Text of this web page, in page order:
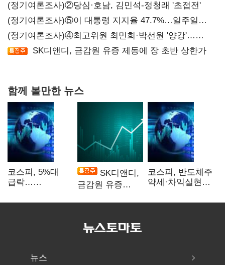
지지도 '50% 아래로'(종합)
(정기여론조사)②당심·호남, 김민석-정청래 '초접전'
(정기여론조사)⑤이 대통령 지지율 47.7%…일주일
만에 다시 40%대
(정기여론조사)④최고위원 최민희·박선원 '양강'…
서미화·이성윤·임미애 뒤이어
SK디앤디, 금감원 유증 제동에 장 초반 상한가
함께 볼만한 뉴스
코스피, 5%대
급락…
발동
SK디앤디,
금감원 유증
상한가
코스피, 반도체주
약세·차익실현에
뉴스